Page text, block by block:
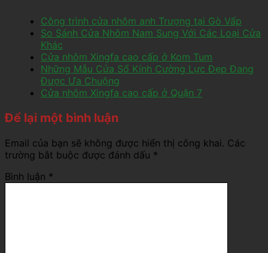
Công trình cửa nhôm anh Trượng tại Gò Vấp
So Sánh Cửa Nhôm Nam Sung Với Các Loại Cửa
Khác
Cửa nhôm Xingfa cao cấp ở Kom Tum
Những Mẫu Cửa Sổ Kính Cường Lực Đẹp Đang
Được Ưa Chuộng
Cửa nhôm Xingfa cao cấp ở Quận 7
Để lại một bình luận
Email của bạn sẽ không được hiển thị công khai. Các
trường bắt buộc được đánh dấu *
Bình luận *